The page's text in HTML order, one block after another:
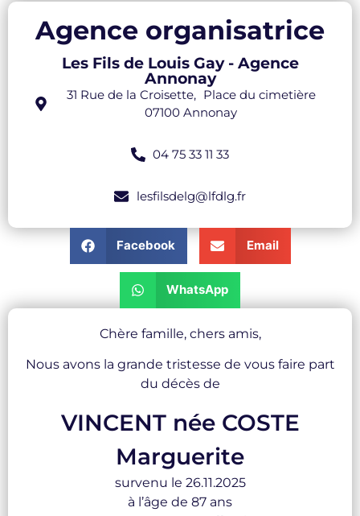
Chère famille, chers amis,
Nous avons la grande tristesse de vous faire part
du décès de
VINCENT née COSTE
Marguerite
survenu le 26.11.2025
à l’âge de 87 ans
Agence organisatrice
Les Fils de Louis Gay - Agence
Annonay
31 Rue de la Croisette, Place du cimetière
07100 Annonay
04 75 33 11 33
lesfilsdelg@lfdlg.fr
Facebook Email
WhatsApp